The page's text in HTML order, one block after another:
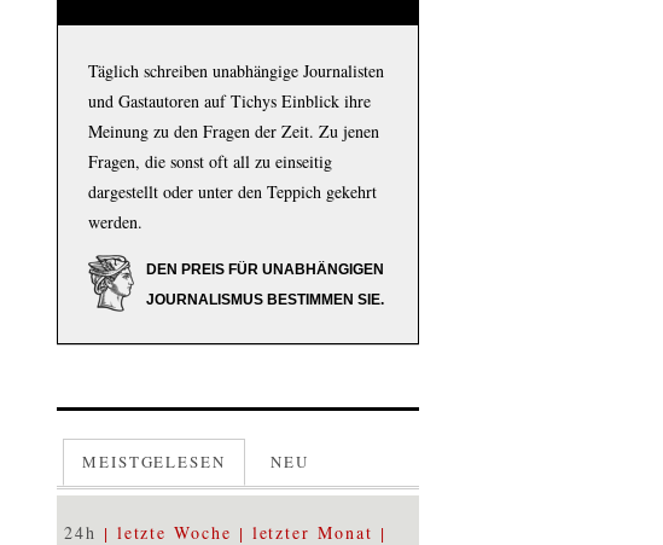
Täglich schreiben unabhängige Journalisten
und Gastautoren auf Tichys Einblick ihre
Meinung zu den Fragen der Zeit. Zu jenen
Fragen, die sonst oft all zu einseitig
dargestellt oder unter den Teppich gekehrt
werden.
DEN PREIS FÜR UNABHÄNGIGEN
JOURNALISMUS BESTIMMEN SIE.
MEISTGELESEN NEU
24h letzte Woche letzter Monat